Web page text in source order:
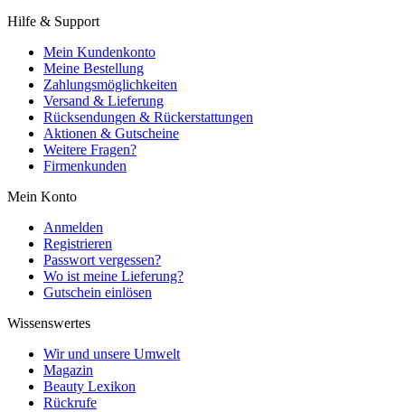
Hilfe & Support
Mein Kundenkonto
Meine Bestellung
Zahlungsmöglichkeiten
Versand & Lieferung
Rücksendungen & Rückerstattungen
Aktionen & Gutscheine
Weitere Fragen?
Firmenkunden
Mein Konto
Anmelden
Registrieren
Passwort vergessen?
Wo ist meine Lieferung?
Gutschein einlösen
Wissenswertes
Wir und unsere Umwelt
Magazin
Beauty Lexikon
Rückrufe